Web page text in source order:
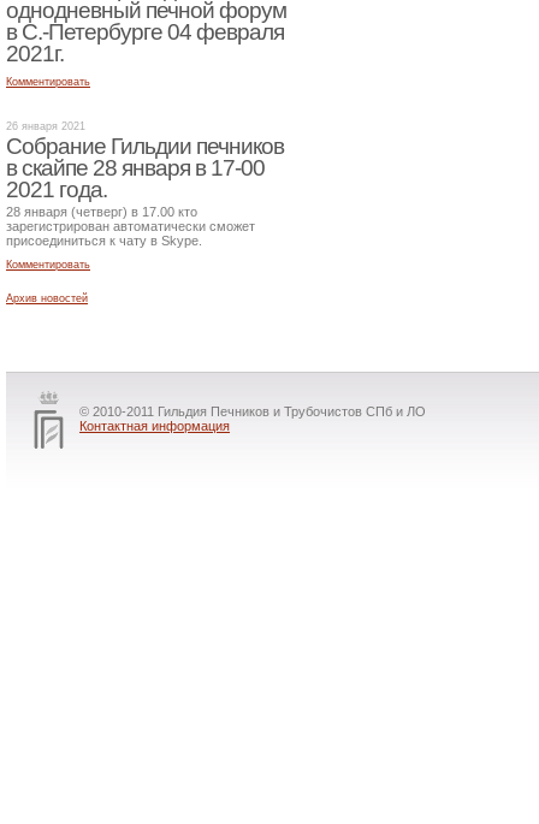
однодневный печной форум
в С.-Петербурге 04 февраля
2021г.
Комментировать
26 января 2021
Собрание Гильдии печников
в скайпе 28 января в 17-00
2021 года.
28 января (четверг) в 17.00 кто
зарегистрирован автоматически сможет
присоединиться к чату в Skype.
Комментировать
Архив новостей
© 2010-2011 Гильдия Печников и Трубочистов СПб и ЛО
Контактная информация